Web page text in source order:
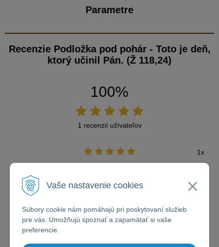
Vaše nastavenie cookies
Súbory cookie nám pomáhajú pri poskytovaní služieb
pre vás. Umožňujú spoznať a zapamätať si vaše
preferencie.
Parametre
Recenzie Podložka pod pohár - Toto je deň,
ktorý učinil Pán. (Ž 118,24)
100%
1 recenzií užívateľov
1x